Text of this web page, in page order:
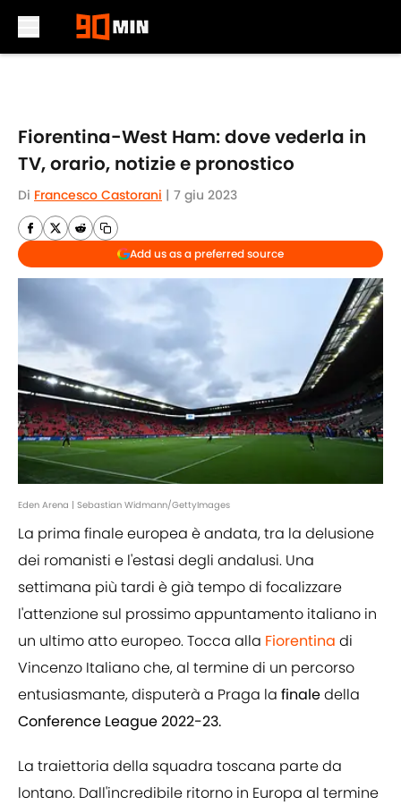
Fiorentina-West Ham: dove vederla in
TV, orario, notizie e pronostico
Di Francesco Castorani | 7 giu 2023
Add us as a preferred source
Eden Arena | Sebastian Widmann/GettyImages
La prima finale europea è andata, tra la delusione
dei romanisti e l'estasi degli andalusi. Una
settimana più tardi è già tempo di focalizzare
l'attenzione sul prossimo appuntamento italiano in
un ultimo atto europeo. Tocca alla Fiorentina di
Vincenzo Italiano che, al termine di un percorso
entusiasmante, disputerà a Praga la finaledella
Conference League 2022-23.
La traiettoria della squadra toscana parte da
lontano. Dall'incredibile ritorno in Europa al termine